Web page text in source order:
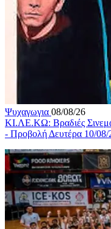
Ψυχαγωγια 08/08/26
ΚΙ.ΛΕ.ΚΩ: Βραδιές
- Προβολή Δευτέρα 10/08/